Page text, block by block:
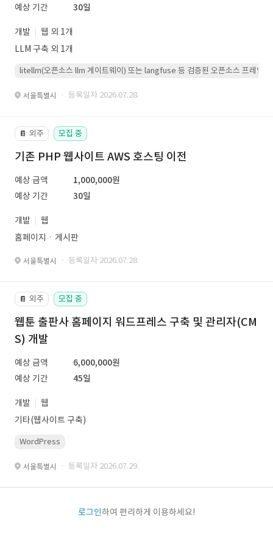
예상 기간
30일
개발
웹 외 1개
LLM 구축 외 1개
litellm(오픈소스 llm 게이트웨이) 또는 langfuse 등 검증된 오픈소스 프레임워
서울특별시 · 등록일자 2026.07.28.
📔 외주 모집 중
기존 PHP 웹사이트 AWS 호스팅 이전
예상 금액
1,000,000원
예상 기간
30일
개발
웹
홈페이지ㆍ게시판
서울특별시 · 등록일자 2026.07.28.
📔 외주 모집 중
웹툰 출판사 홈페이지 워드프레스 구축 및 관리자(CM
S) 개발
예상 금액
6,000,000원
예상 기간
45일
개발
웹
기타(웹사이트 구축)
WordPress
서울특별시 · 등록일자 2026.07.29.
로그인하여 편리하게 이용하세요!